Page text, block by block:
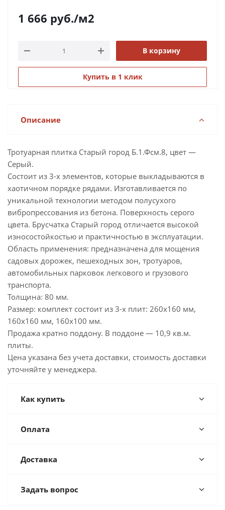
1 666 руб./м2
В корзину
Купить в 1 клик
Описание
Тротуарная плитка Старый город Б.1.Фсм.8, цвет —
Серый.
Состоит из 3-х элементов, которые выкладываются в
хаотичном порядке рядами. Изготавливается по
уникальной технологии методом полусухого
вибропрессования из бетона. Поверхность серого
цвета. Брусчатка Старый город отличается высокой
износостойкостью и практичностью в эксплуатации.
Область применения: предназначена для мощения
садовых дорожек, пешеходных зон, тротуаров,
автомобильных парковок легкового и грузового
транспорта.
Толщина: 80 мм.
Размер: комплект состоит из 3-х плит: 260х160 мм,
160х160 мм, 160х100 мм.
Продажа кратно поддону. В поддоне — 10,9 кв.м.
плиты.
Цена указана без учета доставки, стоимость доставки
уточняйте у менеджера.
Как купить
Оплата
Доставка
Задать вопрос